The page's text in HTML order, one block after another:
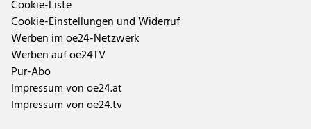
Cookie-Liste
Cookie-Einstellungen und Widerruf
Werben im oe24-Netzwerk
Werben auf oe24TV
Pur-Abo
Impressum von oe24.at
Impressum von oe24.tv